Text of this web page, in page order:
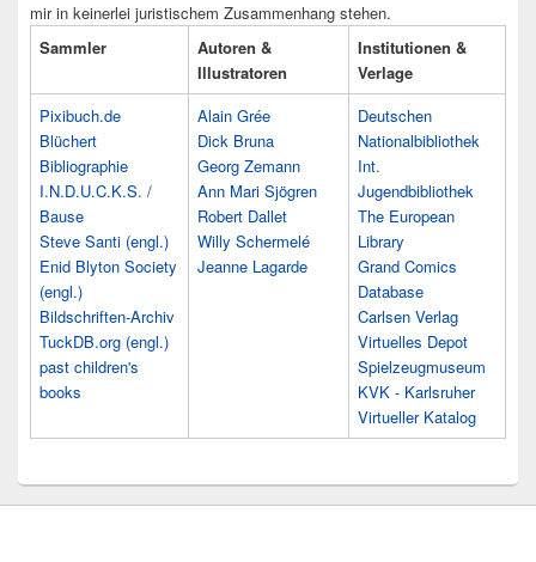
mir in keinerlei juristischem Zusammenhang stehen.
Sammler
Autoren &
Illustratoren
Institutionen &
Verlage
Pixibuch.de
Blüchert
Bibliographie
I.N.D.U.C.K.S. /
Bause
Steve Santi (engl.)
Enid Blyton Society
(engl.)
Bildschriften-Archiv
TuckDB.org (engl.)
past children's
books
Alain Grée
Dick Bruna
Georg Zemann
Ann Mari Sjögren
Robert Dallet
Willy Schermelé
Jeanne Lagarde
Deutschen
Nationalbibliothek
Int.
Jugendbibliothek
The European
Library
Grand Comics
Database
Carlsen Verlag
Virtuelles Depot
Spielzeugmuseum
KVK - Karlsruher
Virtueller Katalog